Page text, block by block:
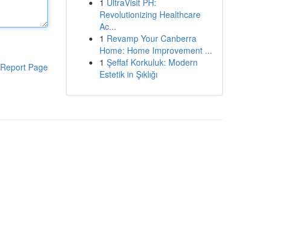
Report Page
1 UltraVisit PH:
Revolutionizing Healthcare
Ac...
1 Revamp Your Canberra
Home: Home Improvement ...
1 Şeffaf Korkuluk: Modern
Estetik in Şıklığı